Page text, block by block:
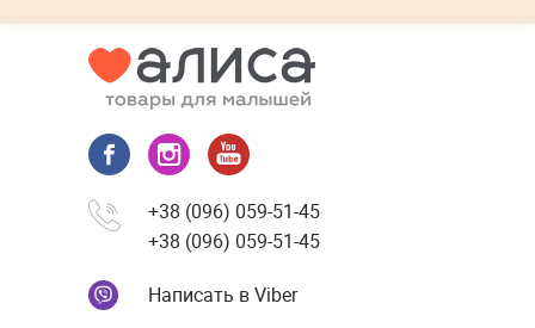
+38 (096) 059-51-45
+38 (096) 059-51-45
Написать в Viber